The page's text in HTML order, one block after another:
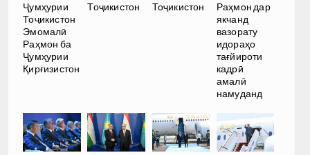
Ҷумҳурии
Тоҷикистон
Эмомалӣ
Раҳмон ба
Ҷумҳурии
Қирғизистон
Тоҷикистон
Тоҷикистон
Раҳмон дар
якчанд
вазорату
идораҳо
тағйироти
кадрӣ
амалӣ
намуданд